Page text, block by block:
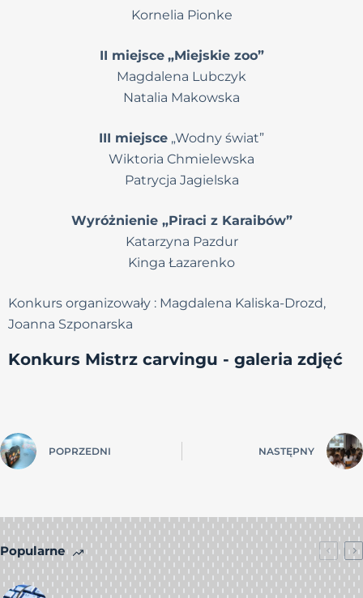
Kornelia Pionke
II miejsce „Miejskie zoo”
Magdalena Lubczyk
Natalia Makowska
III miejsce „Wodny świat”
Wiktoria Chmielewska
Patrycja Jagielska
Wyróżnienie „Piraci z Karaibów”
Katarzyna Pazdur
Kinga Łazarenko
Konkurs organizowały : Magdalena Kaliska-Drozd,
Joanna Szponarska
Konkurs Mistrz carvingu - galeria zdjęć
POPRZEDNI NASTĘPNY
Popularne